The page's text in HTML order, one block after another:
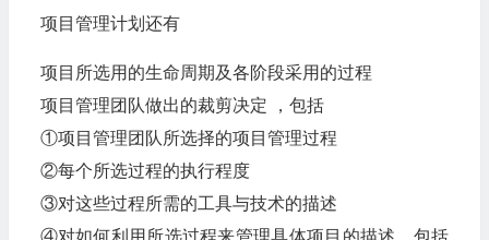
项目管理计划还有
项目所选用的生命周期及各阶段采用的过程
项目管理团队做出的裁剪决定 ，包括
①项目管理团队所选择的项目管理过程
②每个所选过程的执行程度
③对这些过程所需的工具与技术的描述
④对如何利用所选过程来管理具体项目的描述，包括